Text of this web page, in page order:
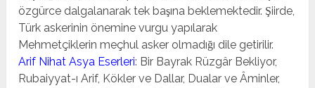
özgürce dalgalanarak tek başına beklemektedir. Şiirde,
Türk askerinin önemine vurgu yapılarak
Mehmetçiklerin meçhul asker olmadığı dile getirilir.
Arif Nihat Asya Eserleri: Bir Bayrak Rüzgâr Bekliyor,
Rubaiyyat-ı Arif, Kökler ve Dallar, Dualar ve Âminler,